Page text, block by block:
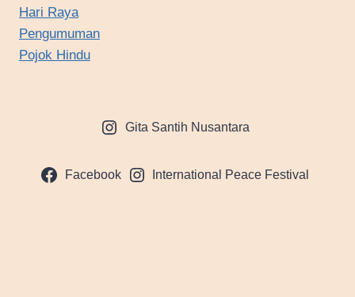
Hari Raya
Pengumuman
Pojok Hindu
Gita Santih Nusantara
Facebook International Peace Festival